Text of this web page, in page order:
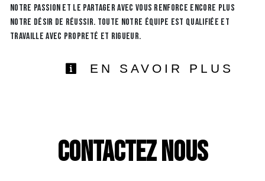
notre passion et le partager avec vous renforce encore plus
notre désir de réussir. Toute notre équipe est qualifiée et
travaille avec propreté et rigueur.
EN SAVOIR PLUS
Contactez nous